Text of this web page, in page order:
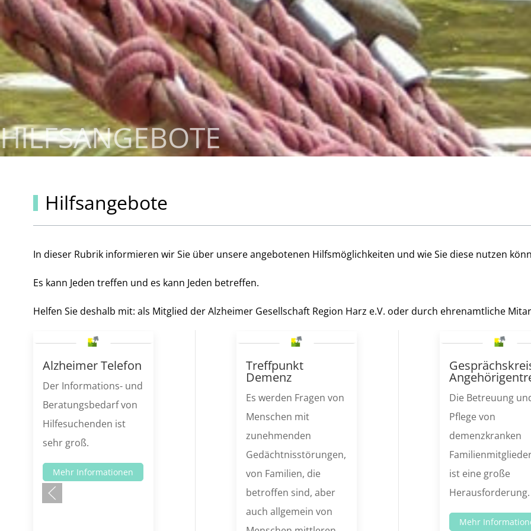
HILFSANGEBOTE
Hilfsangebote
In dieser Rubrik informieren wir Sie über unsere angebotenen Hilfsmöglichkeiten und wie Sie diese nutzen
Es kann Jeden treffen und es kann Jeden betreffen.
Helfen Sie deshalb mit: als Mitglied der Alzheimer Gesellschaft Region Harz e.V. oder durch ehrenamtliche
Alzheimer Telefon
Der Informations- und
Beratungsbedarf von
Hilfesuchenden ist
sehr groß.
Mehr Informationen
Treffpunkt
Demenz
Es werden Fragen von
Menschen mit
zunehmenden
Gedächtnisstörungen,
von Familien, die
betroffen sind, aber
auch allgemein von
Die Betreuung
Pflege von
demenzkranken
ist eine große
Herausforderung.
Mehr